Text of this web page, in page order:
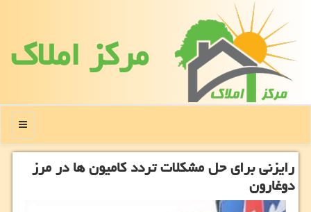
مركز املاك
منو
رایزنی برای حل مشكلات تردد كامیون ها در مرز
دوغارون